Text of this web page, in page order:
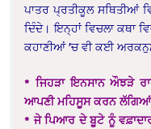
ਪਾਤਰ ਪ੍ਰਤੀਕੂਲ ਸਥਿਤੀਆਂ
ਦਿੰਦੇ। ਇਨ੍ਹਾਂ ਵਿਚਲਾ ਕਥਾ
ਕਹਾਣੀਆਂ ’ਚ ਵੀ ਕਈ
* ਜਿਹੜਾ ਇਨਸਾਨ ਔਝੜੇ
ਆਪਣੀ ਮਹਿਸੂਸ ਕਰਨ ਲੱਗਿਆਂ
* ਜੇ ਪਿਆਰ ਦੇ ਬੂਟੇ ਨੂੰ